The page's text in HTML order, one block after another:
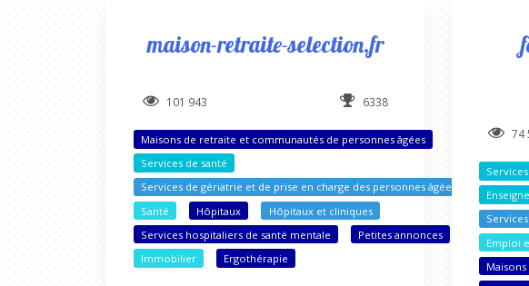
maison-retraite-selection.fr
101 943 6338
Maisons de retraite et communautés de personnes âgées
Services de santé
Services de gériatrie et de prise en charge des personnes âgées
Santé
Hôpitaux
Hôpitaux et cliniques
Services hospitaliers de santé mentale
Petites annonces
Immobilier
Ergothérapie
74
Emploi